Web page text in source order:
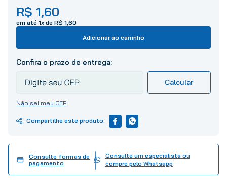
R$ 1,60
em até 1x de R$ 1 60
Adicionar ao carrinho
Não sei meu CEP
Consulte formas de
pagamento
Consulte um especialista ou
compre pelo Whatsapp
10º tinta